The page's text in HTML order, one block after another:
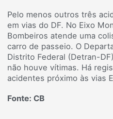
Pelo menos outros três
em vias do DF. No Eixo
Bombeiros atende uma
carro de passeio. O
Distrito Federal (Detran-
não houve vítimas. Há
acidentes próximo às vias
Fonte: CB